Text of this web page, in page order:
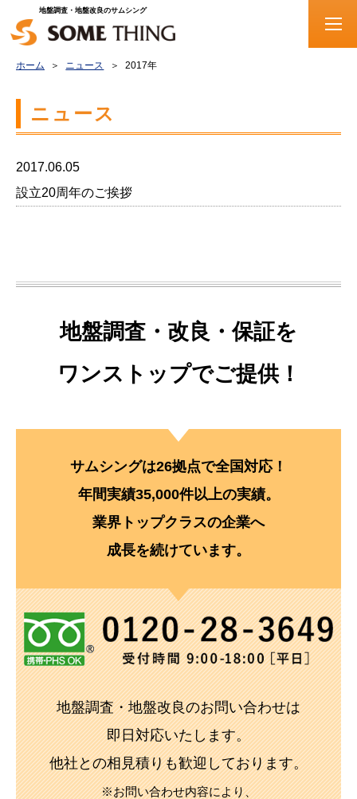
地盤調査・地盤改良のサムシング
ホーム ニュース 2017年
ニュース
2017.06.05
設立20周年のご挨拶
地盤調査・改良・保証を
ワンストップでご提供！
サムシングは26拠点で全国対応！
年間実績35,000件以上の実績。
業界トップクラスの企業へ
成長を続けています。
地盤調査・地盤改良のお問い合わせは
即日対応いたします。
他社との相見積りも歓迎しております。
※お問い合わせ内容により、